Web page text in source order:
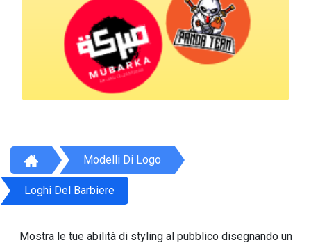
Modelli Di Logo
Loghi Del Barbiere
Mostra le tue abilità di styling al pubblico disegnando un